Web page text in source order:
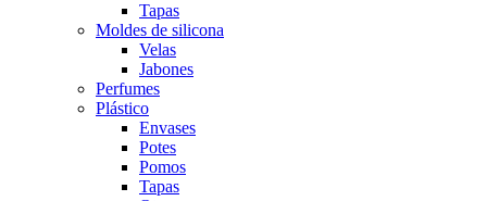
Tapas
Moldes de silicona
Velas
Jabones
Perfumes
Plástico
Envases
Potes
Pomos
Tapas